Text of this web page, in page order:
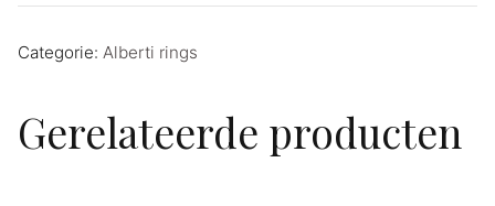
Categorie: Alberti rings
Gerelateerde producten